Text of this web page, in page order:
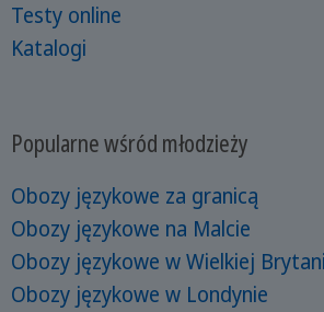
Testy online
Katalogi
Popularne wśród młodzieży
Obozy językowe za granicą
Obozy językowe na Malcie
Obozy językowe w Wielkiej
Obozy językowe w Londynie